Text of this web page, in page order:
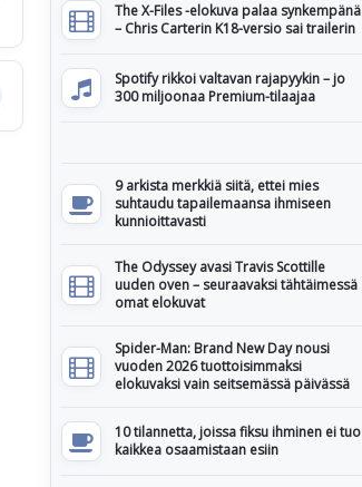
The X-Files -elokuva palaa synkempänä
– Chris Carterin K18-versio sai trailerin
Spotify rikkoi valtavan rajapyykin – jo
300 miljoonaa Premium-tilaajaa
9 arkista merkkiä siitä, ettei mies
suhtaudu tapailemaansa ihmiseen
kunnioittavasti
The Odyssey avasi Travis Scottille
uuden oven – seuraavaksi tähtäimessä
omat elokuvat
Spider-Man: Brand New Day nousi
vuoden 2026 tuottoisimmaksi
elokuvaksi vain seitsemässä päivässä
10 tilannetta, joissa fiksu ihminen ei tuo
kaikkea osaamistaan esiin